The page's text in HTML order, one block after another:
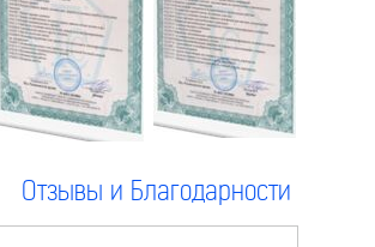
Отзывы и Благодарности